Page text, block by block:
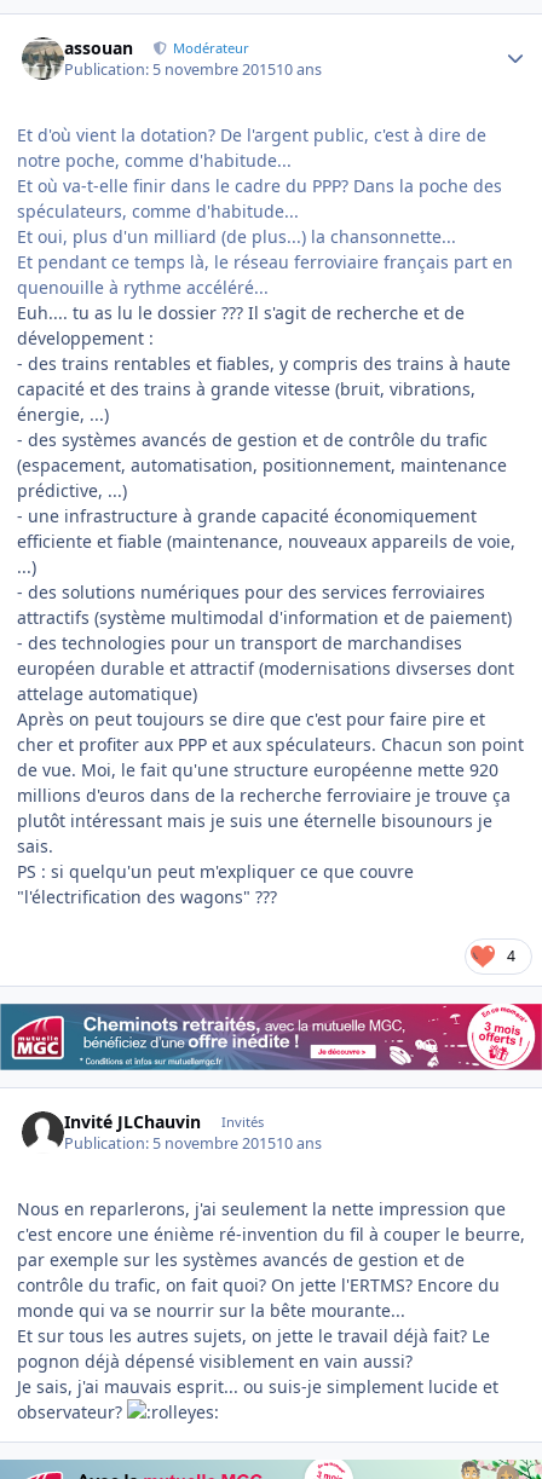
assouan Modérateur
Publication: 5 novembre 201510 ans
Et d'où vient la dotation? De l'argent public, c'est à dire de
notre poche, comme d'habitude...
Et où va-t-elle finir dans le cadre du PPP? Dans la poche des
spéculateurs, comme d'habitude...
Et oui, plus d'un milliard (de plus...) la chansonnette...
Et pendant ce temps là, le réseau ferroviaire français part en
quenouille à rythme accéléré...
Euh.... tu as lu le dossier ??? Il s'agit de recherche et de
développement :
- des trains rentables et fiables, y compris des trains à haute
capacité et des trains à grande vitesse (bruit, vibrations,
énergie, ...)
- des systèmes avancés de gestion et de contrôle du trafic
(espacement, automatisation, positionnement, maintenance
prédictive, ...)
- une infrastructure à grande capacité économiquement
efficiente et fiable (maintenance, nouveaux appareils de voie,
...)
- des solutions numériques pour des services ferroviaires
attractifs (système multimodal d'information et de paiement)
- des technologies pour un transport de marchandises
européen durable et attractif (modernisations divserses dont
attelage automatique)
Après on peut toujours se dire que c'est pour faire pire et
cher et profiter aux PPP et aux spéculateurs. Chacun son point
de vue. Moi, le fait qu'une structure européenne mette 920
millions d'euros dans de la recherche ferroviaire je trouve ça
plutôt intéressant mais je suis une éternelle bisounours je
sais.
PS : si quelqu'un peut m'expliquer ce que couvre
"l'électrification des wagons" ???
4
Invité JLChauvin Invités
Publication: 5 novembre 201510 ans
Nous en reparlerons, j'ai seulement la nette impression que
c'est encore une énième ré-invention du fil à couper le beurre,
par exemple sur les systèmes avancés de gestion et de
contrôle du trafic, on fait quoi? On jette l'ERTMS? Encore du
monde qui va se nourrir sur la bête mourante...
Et sur tous les autres sujets, on jette le travail déjà fait? Le
pognon déjà dépensé visiblement en vain aussi?
Je sais, j'ai mauvais esprit... ou suis-je simplement lucide et
observateur?